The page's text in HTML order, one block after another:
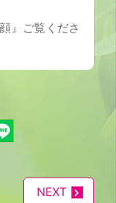
』ご覧くださ
NEXT